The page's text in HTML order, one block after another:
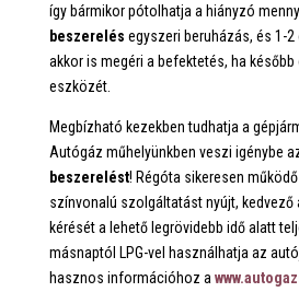
így bármikor pótolhatja a hiányzó
beszerelés egyszeri beruházás, és 1-
akkor is megéri a befektetés, ha
eszközét.
Megbízható kezekben tudhatja a
Autógáz műhelyünkben veszi igénybe
beszerelést! Régóta sikeresen
színvonalú szolgáltatást nyújt, kedvező
kérését a lehető legrövidebb idő alatt
másnaptól LPG-vel használhatja az
hasznos információhoz a